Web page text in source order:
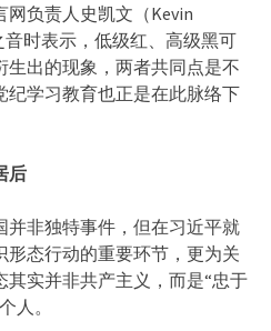
负责人史凯文（Kevin
时表示，低级红、高级黑可
生出的现象，两者共同点是不
纪学习教育也正是在此脉络下
后
并非独特事件，但在习近平就
态行动的重要环节，更为关
实并非共产主义，而是“忠于
人。